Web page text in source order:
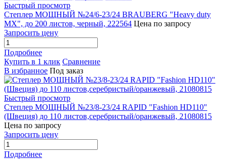
Быстрый просмотр
Степлер МОЩНЫЙ №24/6-23/24 BRAUBERG "Heavy duty
MX", до 200 листов, черный, 222564 Цена по запросу
Запросить цену
Подробнее
Купить в 1 клик Сравнение
В избранное Под заказ
Быстрый просмотр
Степлер МОЩНЫЙ №23/8-23/24 RAPID "Fashion HD110"
(Швеция) до 110 листов,серебристый/оранжевый, 21080815
Цена по запросу
Запросить цену
Подробнее